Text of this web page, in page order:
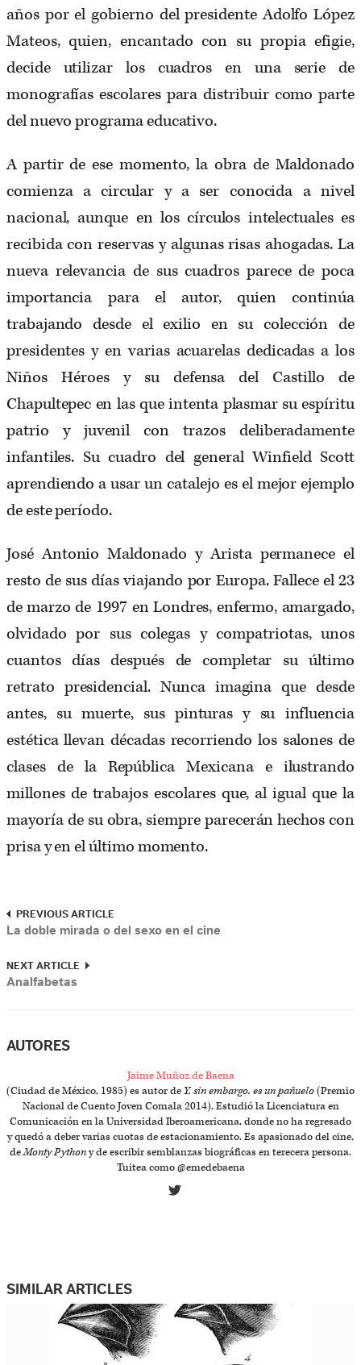
años por el gobierno del presidente Adolfo López
Mateos, quien, encantado con su propia efigie,
decide utilizar los cuadros en una serie de
monografías escolares para distribuir como parte
del nuevo programa educativo.
A partir de ese momento, la obra de Maldonado
comienza a circular y a ser conocida a nivel
nacional, aunque en los círculos intelectuales es
recibida con reservas y algunas risas ahogadas. La
nueva relevancia de sus cuadros parece de poca
importancia para el autor, quien continúa
trabajando desde el exilio en su colección de
presidentes y en varias acuarelas dedicadas a los
Niños Héroes y su defensa del Castillo de
Chapultepec en las que intenta plasmar su espíritu
patrio y juvenil con trazos deliberadamente
infantiles. Su cuadro del general Winfield Scott
aprendiendo a usar un catalejo es el mejor ejemplo
de este período.
José Antonio Maldonado y Arista permanece el
resto de sus días viajando por Europa. Fallece el 23
de marzo de 1997 en Londres, enfermo, amargado,
olvidado por sus colegas y compatriotas, unos
cuantos días después de completar su último
retrato presidencial. Nunca imagina que desde
antes, su muerte, sus pinturas y su influencia
estética llevan décadas recorriendo los salones de
clases de la República Mexicana e ilustrando
millones de trabajos escolares que, al igual que la
mayoría de su obra, siempre parecerán hechos con
prisa y en el último momento.
PREVIOUS ARTICLE
La doble mirada o del sexo en el cine
NEXT ARTICLE
Analfabetas
AUTORES
Jaime Muñoz de Baena
(Ciudad de México, 1985) es autor deY, sin embargo, es un pañuelo(Premio
Nacional de Cuento Joven Comala 2014). Estudió la Licenciatura en
Comunicación en la Universidad Iberoamericana, donde no ha regresado
y quedó a deber varias cuotas de estacionamiento. Es apasionado del cine,
deMonty Pythony de escribir semblanzas biográficas en terecera persona.
Tuitea como @emedebaena
SIMILAR ARTICLES